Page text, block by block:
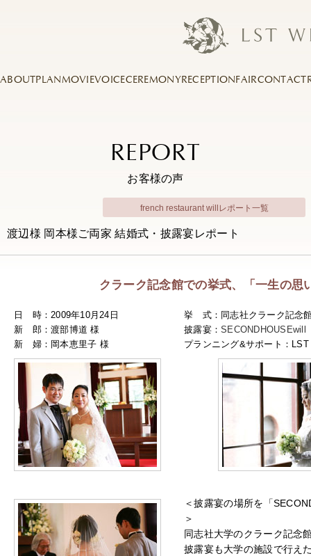
ABOUT PLANMOVIEVOICECEREMONY RECEPTION FAIRCONTACT
REPORT
お客様の声
french restaurant willレポート一覧
渡辺様 岡本様ご両家 結婚式・披露宴レポート
クラーク記念館での挙式、「一生の思
日 時：2009年10月24日
新 郎：渡部博道 様
新 婦：岡本恵里子 様
挙 式：同志社クラーク記念
披露宴：SECONDHOUSEwill
プランニング&サポート：
＜披露宴の場所を「
＞
同志社大学のクラーク記念
披露宴も大学の施設で行え